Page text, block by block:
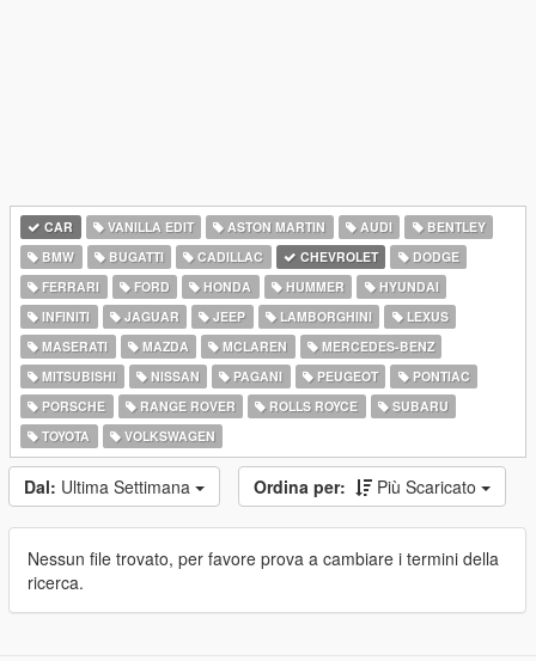
CAR VANILLA EDIT ASTON MARTIN AUDI
BENTLEY
BMW
BUGATTI CADILLAC CHEVROLET
DODGE
FERRARI
FORD HONDA HUMMER
HYUNDAI
INFINITI
JAGUAR JEEP LAMBORGHINI
LEXUS
MASERATI
MAZDA MCLAREN
MERCEDES-BENZ
MITSUBISHI
NISSAN PAGANI PEUGEOT
PONTIAC
PORSCHE
RANGE ROVER ROLLS ROYCE
SUBARU
TOYOTA
VOLKSWAGEN
Dal: Ultima Settimana Ordina per: Più Scaricato
Nessun file trovato, per favore prova a cambiare i termini della
ricerca.